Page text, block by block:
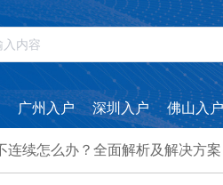
广州入户 深圳入户 佛山入户
连续怎么办？全面解析及解决方案